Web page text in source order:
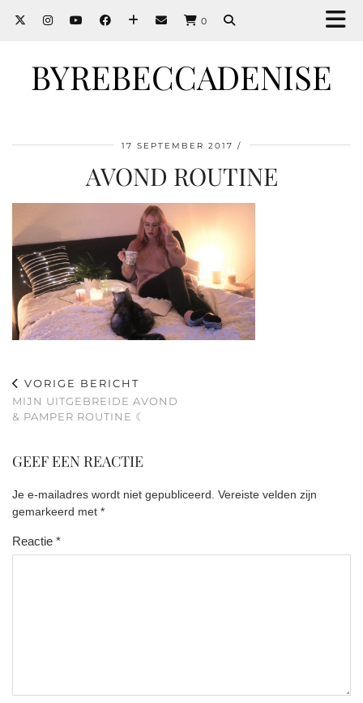
0
BYREBECCADENISE
17 SEPTEMBER 2017
AVOND ROUTINE
VORIGE BERICHT
MIJN UITGEBREIDE AVOND
& PAMPER ROUTINE ☾
GEEF EEN REACTIE
Je e-mailadres wordt niet gepubliceerd. Vereiste velden zijn
gemarkeerd met *
Reactie *